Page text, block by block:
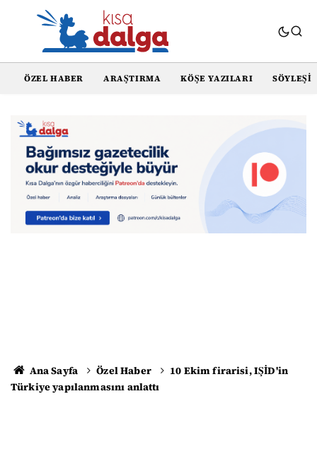
ÖZEL HABER ARAŞTIRMA KÖŞE YAZILARI SÖYLEŞI
Ana Sayfa Özel Haber
10 Ekim firarisi, IŞİD'in
Türkiye yapılanmasını anlattı